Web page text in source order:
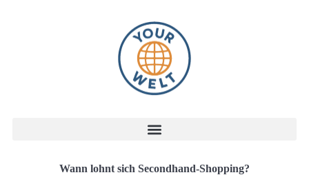
Wann lohnt sich Secondhand-Shopping?